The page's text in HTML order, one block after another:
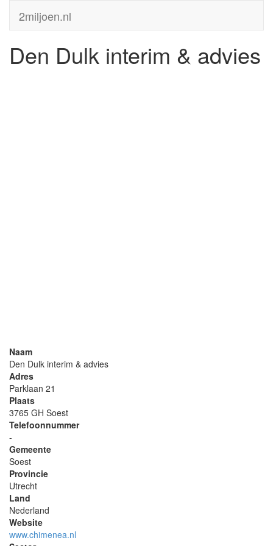
2miljoen.nl
Den Dulk interim & advies
Naam
Den Dulk interim & advies
Adres
Parklaan 21
Plaats
3765 GH Soest
Telefoonnummer
-
Gemeente
Soest
Provincie
Utrecht
Land
Nederland
Website
www.chimenea.nl